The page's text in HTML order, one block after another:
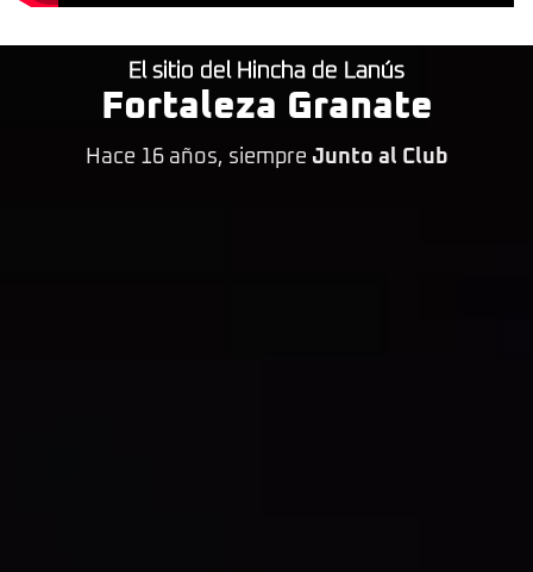
El sitio del Hincha de Lanús
Fortaleza Granate
Hace 16 años, siempre Junto al Club